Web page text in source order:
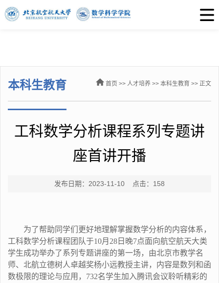
本科生教育 首页 >> 人才培养 >> 本科生教育 >> 正文
工科数学分析课程系列专题讲
座首讲开播
发布日期：2023-11-10 点击： 158
为了帮助同学们更好地理解掌握数学分析的内容体系，
工科数学分析课程团队于10月 28 日晚7点面向航空航天大类
学生成功举办了系列专题讲座的第一场，由北京市教学名
师、北航立德树人卓越奖杨小远教授主讲，内容是数列和函
数极限的理论与应用， 732名学生加入腾讯会议聆听精彩的